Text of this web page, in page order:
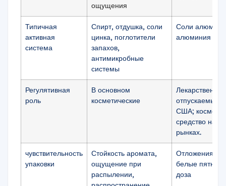
ощущения
Типичная
активная
система
Спирт, отдушка, соли
цинка, поглотители
запахов,
антимикробные
системы
Соли
алюминия и
Регулятивная
роль
В основном
косметические
отпускаемый
США;
средство на
рынках.
чувствительность
упаковки
Стойкость аромата,
ощущение при
распылении,
Отложения,
белые пятна,
доза